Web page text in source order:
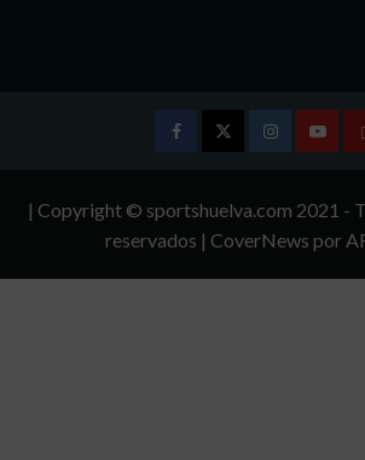
Instagram
| Copyright © sportshuelva.com 2021 -
reservados | CoverNews por